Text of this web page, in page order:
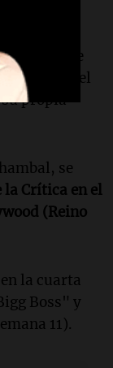
The
indio en el
propia
se
la Crítica en el
(Reino
la cuarta
Boss" y
11).